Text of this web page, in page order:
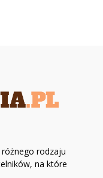
rodzaju
na które